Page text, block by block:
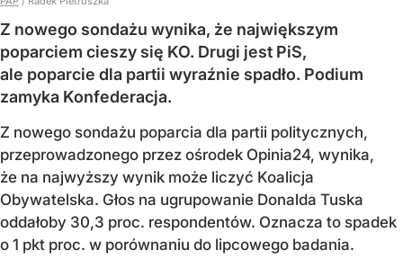
Z nowego sondażu wynika, że największym
poparciem cieszy się KO. Drugi jest PiS,
ale poparcie dla partii wyraźnie spadło. Podium
zamyka Konfederacja.
Z nowego sondażu poparcia dla partii politycznych,
przeprowadzonego przez ośrodek Opinia24, wynika,
że na najwyższy wynik może liczyć Koalicja
Obywatelska. Głos na ugrupowanie Donalda Tuska
oddałoby 30,3 proc. respondentów. Oznacza to spadek
o 1 pkt proc. w porównaniu do lipcowego badania.